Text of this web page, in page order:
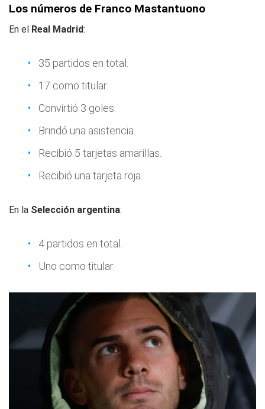
Los números de Franco Mastantuono
En el Real Madrid:
35 partidos en total.
17 como titular.
Convirtió 3 goles.
Brindó una asistencia.
Recibió 5 tarjetas amarillas.
Recibió una tarjeta roja.
En la Selección argentina:
4 partidos en total.
Uno como titular.